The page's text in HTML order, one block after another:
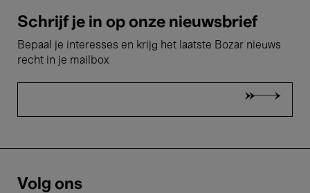
Schrijf je in op onze nieuwsbrief
Bepaal je interesses en krijg het laatste Bozar nieuws
recht in je mailbox
Volg ons